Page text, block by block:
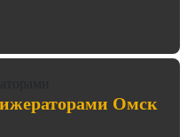
Омск